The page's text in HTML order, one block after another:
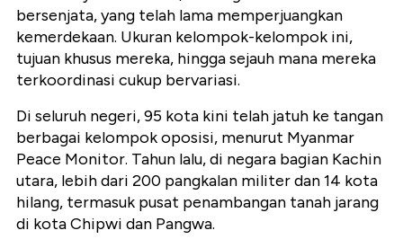
bersenjata, yang telah lama memperjuangkan
kemerdekaan. Ukuran kelompok-kelompok ini,
tujuan khusus mereka, hingga sejauh mana mereka
terkoordinasi cukup bervariasi.
Di seluruh negeri, 95 kota kini telah jatuh ke tangan
berbagai kelompok oposisi, menurut Myanmar
Peace Monitor. Tahun lalu, di negara bagian Kachin
utara, lebih dari 200 pangkalan militer dan 14 kota
hilang, termasuk pusat penambangan tanah jarang
di kota Chipwi dan Pangwa.